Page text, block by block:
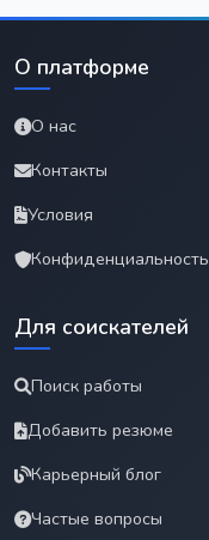
О платформе
О нас
Контакты
Условия
Конфиденциальность
Для соискателей
Поиск работы
Добавить резюме
Карьерный блог
Частые вопросы